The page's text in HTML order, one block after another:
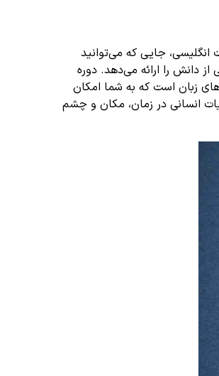
انگلیسی، جایی که می‌توانید
دانش را ارائه می‌دهد. دوره
زبان است که به شما امکان
انسانی در زمان، مکان و چشم